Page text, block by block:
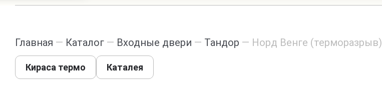
Главная — Каталог — Входные двери — Тандор — Норд Венге (терморазрыв)
Кираса термо Каталея